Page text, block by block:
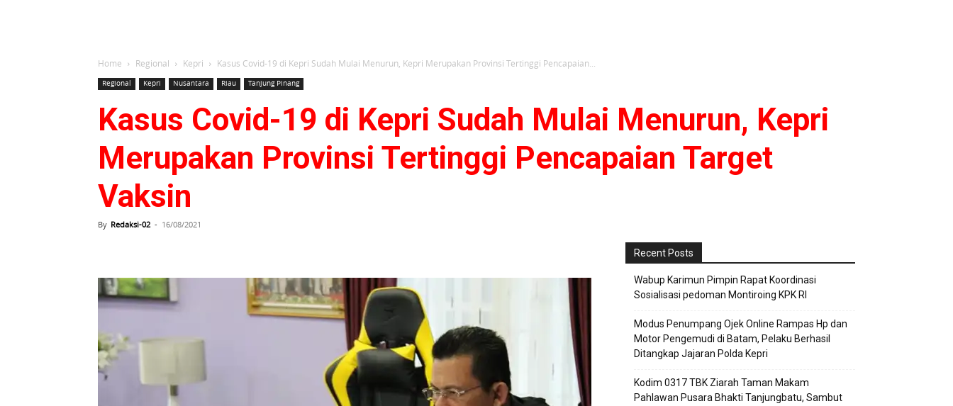
Home Regional Kepri Kasus Covid-19 di Kepri Sudah Mulai Menurun, Kepri Merupakan Provinsi Tertinggi Pencapaian...
Regional Kepri Nusantara Riau Tanjung Pinang
Kasus Covid-19 di Kepri Sudah Mulai Menurun, Kepri
Merupakan Provinsi Tertinggi Pencapaian Target
Vaksin
By Redaksi-02 - 16/08/2021
Recent Posts
Wabup Karimun Pimpin Rapat Koordinasi
Sosialisasi pedoman Montiroing KPK RI
Modus Penumpang Ojek Online Rampas Hp dan
Motor Pengemudi di Batam, Pelaku Berhasil
Ditangkap Jajaran Polda Kepri
Kodim 0317 TBK Ziarah Taman Makam
Pahlawan Pusara Bhakti Tanjungbatu, Sambut